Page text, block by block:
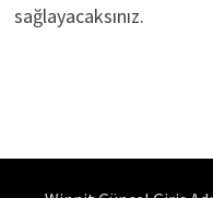
sağlayacaksınız.